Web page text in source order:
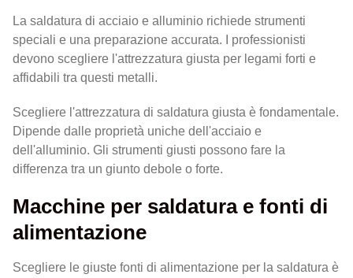
La saldatura di acciaio e alluminio richiede strumenti
speciali e una preparazione accurata. I professionisti
devono scegliere l'attrezzatura giusta per legami forti e
affidabili tra questi metalli.
Scegliere l'attrezzatura di saldatura giusta è fondamentale.
Dipende dalle proprietà uniche dell'acciaio e
dell'alluminio. Gli strumenti giusti possono fare la
differenza tra un giunto debole o forte.
Macchine per saldatura e fonti di
alimentazione
Scegliere le giuste fonti di alimentazione per la saldatura è